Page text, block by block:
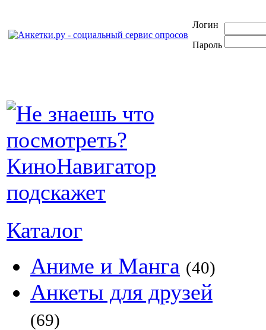
Логин
Пароль
Каталог
Аниме и Манга (40)
Анкеты для друзей
(69)